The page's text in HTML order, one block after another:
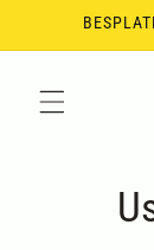
Skip to